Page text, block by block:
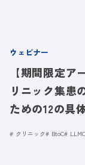
ウェビナー
【期間限定
リニック集患
ための12の具
クリニック BtoC